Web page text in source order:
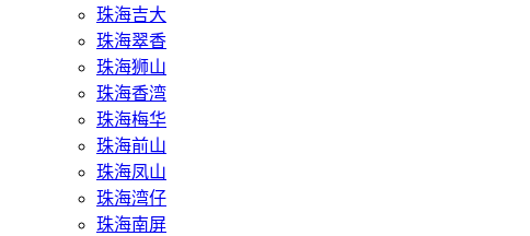
珠海吉大
珠海翠香
珠海狮山
珠海香湾
珠海梅华
珠海前山
珠海凤山
珠海湾仔
珠海南屏